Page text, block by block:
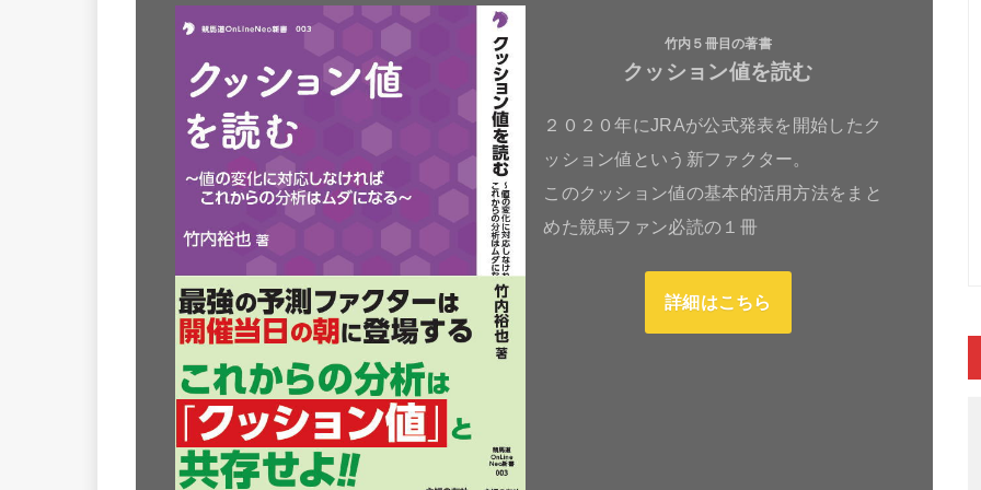
竹内５冊目の著書
クッション値を読む
２０２０年にJRAが公式発表を開始したク
ッション値という新ファクター。
このクッション値の基本的活用方法をまと
めた競馬ファン必読の１冊
詳細はこちら